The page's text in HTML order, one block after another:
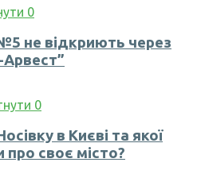
0
не відкриють через
Арвест”
0
в Києві та якої
про своє місто?